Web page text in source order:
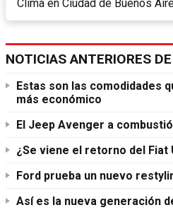
Clima en Ciudad de Buenos
NOTICIAS ANTERIORES
Estas son las comodidades
más económico
El Jeep Avenger a
¿Se viene el retorno del Fiat
Ford prueba un nuevo
Así es la nueva generación